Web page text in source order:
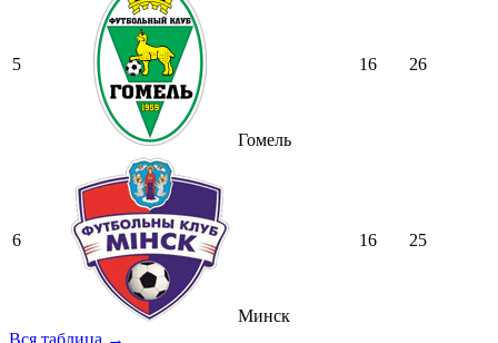
5
Гомель
16 26
6
Минск
16 25
Вся таблица →